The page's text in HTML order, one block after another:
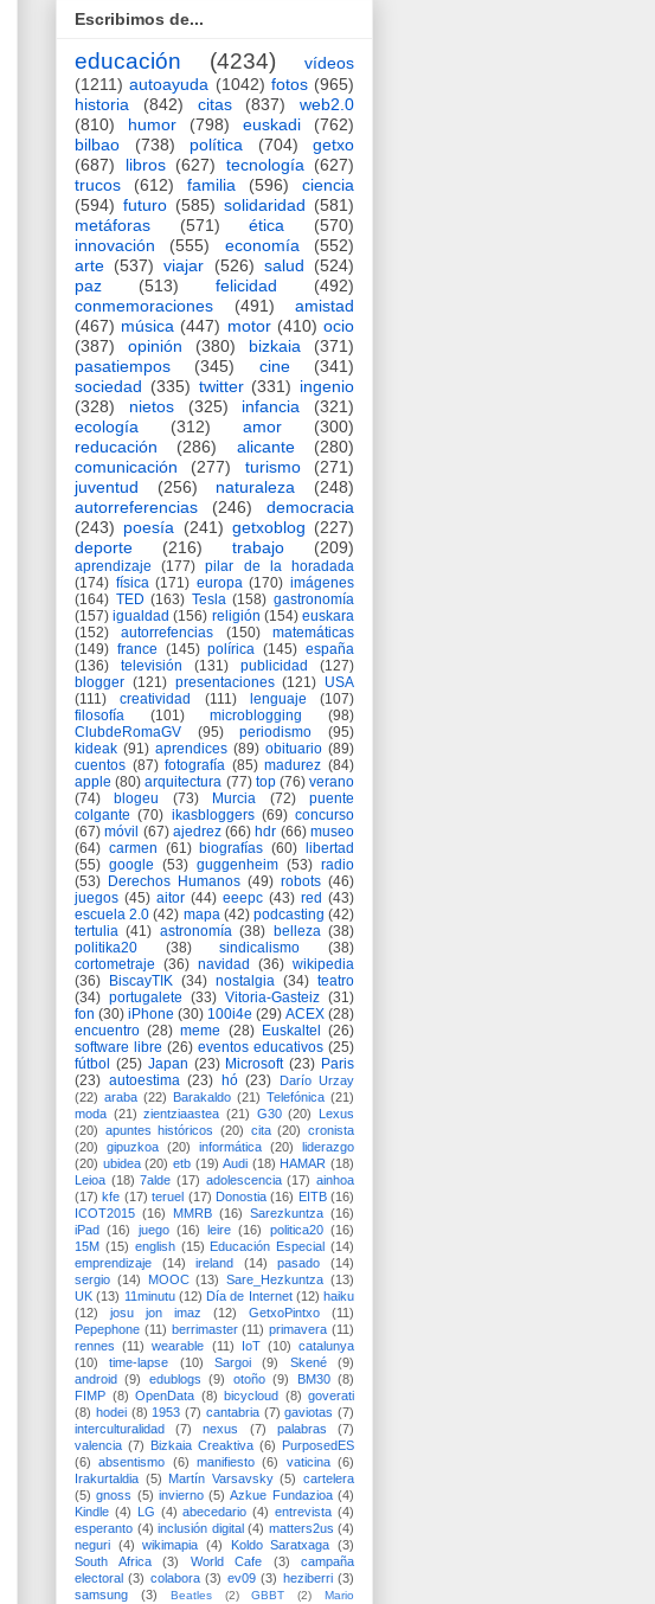
Escribimos de...
educación (4234)
vídeos
(1211) autoayuda (1042) fotos (965)
historia
(842) citas (837)
web2.0
(810)
humor (798) euskadi
(762)
bilbao
(738) política (704)
getxo
(687)
libros (627) tecnología
(627)
trucos
(612) familia (596)
ciencia
(594) futuro (585) solidaridad (581)
metáforas
(571) ética
(570)
innovación
(555) economía
(552)
arte (537) viajar (526) salud
(524)
paz
(513) felicidad
(492)
conmemoraciones
(491)
amistad
(467) música (447) motor (410) ocio
(387)
opinión (380) bizkaia
(371)
pasatiempos
(345) cine
(341)
sociedad (335) twitter (331) ingenio
(328)
nietos (325) infancia
(321)
ecología
(312) amor
(300)
reducación
(286) alicante
(280)
comunicación
(277) turismo
(271)
juventud
(256) naturaleza
(248)
autorreferencias
(246)
democracia
(243) poesía (241) getxoblog (227)
deporte
(216) trabajo (209)
aprendizaje (177)
pilar de la horadada
(174) física (171) europa (170) imágenes
(164) TED (163) Tesla (158) gastronomía
(157) igualdad (156) religión (154) euskara
(152)
autorrefencias (150)
matemáticas
(149) france (145) polírica (145) españa
(136)
televisión (131) publicidad
(127)
blogger (121) presentaciones (121) USA
(111)
creatividad (111) lenguaje
(107)
filosofía
(101) microblogging
(98)
ClubdeRomaGV
(95) periodismo
(95)
kideak (91) aprendices (89) obituario (89)
cuentos (87) fotografía (85) madurez (84)
apple (80) arquitectura (77) top (76) verano
(74)
blogeu (73) Murcia (72)
puente
colgante (70) ikasbloggers (69) concurso
(67) móvil (67) ajedrez (66) hdr (66) museo
(64) carmen (61) biografías (60)
libertad
(55) google (53) guggenheim (53) radio
(53) Derechos Humanos (49) robots (46)
juegos (45) aitor (44) eeepc (43) red (43)
escuela 2.0 (42) mapa (42) podcasting (42)
tertulia (41) astronomía (38) belleza (38)
politika20
(38) sindicalismo
(38)
cortometraje (36) navidad (36) wikipedia
(36)
BiscayTIK (34) nostalgia (34) teatro
(34) portugalete (33) Vitoria-Gasteiz (31)
fon (30) iPhone (30) 100i4e (29) ACEX (28)
encuentro (28) meme (28) Euskaltel
(26)
software libre (26) eventos educativos (25)
fútbol (25) Japan (23) Microsoft (23) Paris
(23) autoestima (23) hó (23)
Darío Urzay
(22) araba (22) Barakaldo (21) Telefónica (21)
moda (21) zientziaastea (21) G30 (20)
Lexus
(20) apuntes históricos (20) cita (20) cronista
(20)
gipuzkoa (20) informática (20)
liderazgo
(20) ubidea (20) etb (19) Audi (18) HAMAR (18)
Leioa (18) 7alde (17) adolescencia (17) ainhoa
(17) kfe (17) teruel (17) Donostia (16) EITB (16)
ICOT2015 (16) MMRB (16) Sarezkuntza (16)
iPad (16) juego (16) leire (16) politica20 (16)
15M (15) english (15) Educación Especial (14)
emprendizaje
(14) ireland (14) pasado
(14)
sergio (14) MOOC (13) Sare_Hezkuntza (13)
UK (13) 11minutu (12) Día de Internet (12) haiku
(12)
josu jon imaz (12) GetxoPintxo
(11)
Pepephone (11) berrimaster (11) primavera (11)
rennes (11) wearable (11) IoT (10) catalunya
(10)
time-lapse (10) Sargoi (9) Skené
(9)
android (9) edublogs (9) otoño (9) BM30 (8)
FIMP (8) OpenData (8) bicycloud (8) goverati
(8) hodei (8) 1953 (7) cantabria (7) gaviotas (7)
interculturalidad
(7) nexus (7) palabras
(7)
valencia (7) Bizkaia Creaktiva (6) PurposedES
(6)
absentismo (6) manifiesto (6) vaticina (6)
Irakurtaldia (5) Martín Varsavsky (5) cartelera
(5) gnoss (5) invierno (5) Azkue Fundazioa (4)
Kindle (4) LG (4) abecedario (4) entrevista (4)
esperanto (4) inclusión digital (4) matters2us (4)
neguri (4) wikimapia (4) Koldo Saratxaga (3)
South Africa
(3) World Cafe (3)
campaña
electoral (3) colabora (3) ev09 (3) heziberri (3)
samsung
(3) Beatles (2) GBBT (2)
Mario